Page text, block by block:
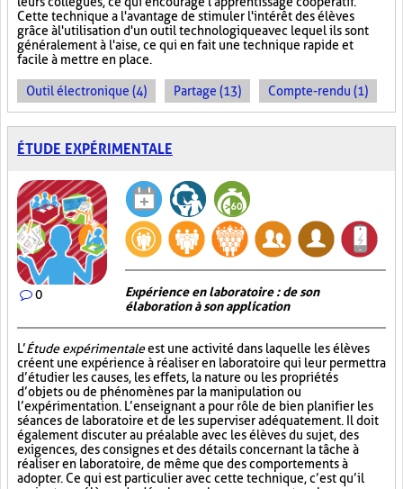
Cette technique a l'avantage de stimuler l'intérêt des élèves
grâce à l'utilisation d'un outil technologique avec lequel ils sont
généralement à l'aise, ce qui en fait une technique rapide et
facile à mettre en place.
Outil électronique (4) Partage (13) Compte-rendu (1)
ÉTUDE EXPÉRIMENTALE
0
Expérience en laboratoire : de son
élaboration à son application
L’Étude expérimentaleest une activité dans laquelle les élèves
créent une expérience à réaliser en laboratoire qui leur permettra
d’étudier les causes, les effets, la nature ou les propriétés
d’objets ou de phénomènes par la manipulation ou
l’expérimentation. L’enseignant a pour rôle de bien planifier les
séances de laboratoire et de les superviser adéquatement. Il doit
également discuter au préalable avec les élèves du sujet, des
exigences, des consignes et des détails concernant la tâche à
réaliser en laboratoire, de même que des comportements à
adopter. Ce qui est particulier avec cette technique, c’est qu’il